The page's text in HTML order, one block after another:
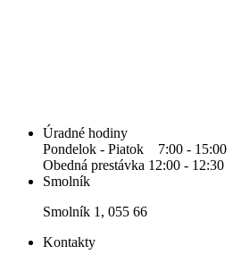
Úradné hodiny
Pondelok - Piatok 7:00 - 15:00
Obedná prestávka 12:00 - 12:30
Smolník
Smolník 1, 055 66
Kontakty